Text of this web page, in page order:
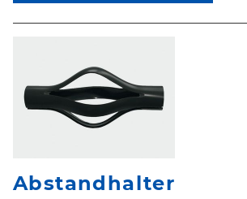
Abstandhalter